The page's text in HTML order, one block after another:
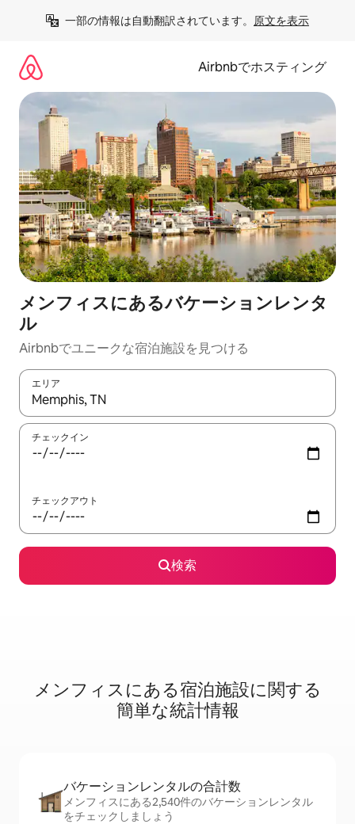
一部の情報は自動翻訳されています。 原文を表示
Airbnbでホスティング
メンフィスにあるバケーションレンタ
ル
Airbnbでユニークな宿泊施設を見つける
エリア
検索結果が表示されたら、上下の矢印キーを使って移動するか
チェックイン
チェックアウト
検索
メンフィスに⁠あ⁠る宿⁠泊⁠施⁠設⁠に関⁠す⁠る
簡⁠単⁠な統⁠計⁠情⁠報
バケーションレ⁠ン⁠タ⁠ル⁠の合⁠計⁠数
メンフィスにある2,540件のバケーションレンタル
をチェックしましょう